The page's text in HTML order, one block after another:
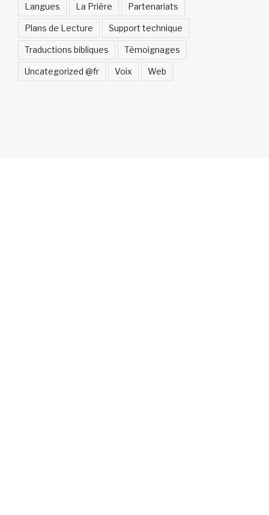
Langues La Prière Partenariats
Plans de Lecture Support technique
Traductions bibliques Témoignages
Uncategorized @fr Voix Web